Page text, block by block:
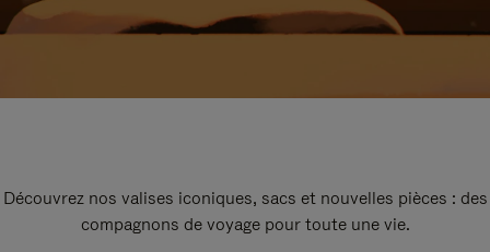
Découvrez nos valises iconiques, sacs et nouvelles pièces : des
compagnons de voyage pour toute une vie.